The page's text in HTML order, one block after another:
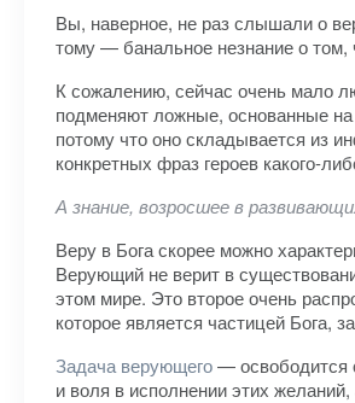
Вы, наверное, не раз слышали о
тому — банальное незнание о том,
К сожалению, сейчас очень мало
подменяют ложные, основанные
потому что оно складывается из
конкретных фраз героев какого-
А знание, возросшее в
Веру в Бога скорее можно
Верующий не верит в
этом мире. Это второе очень
которое является частицей Бога,
Задача верующего— освободится
и воля в исполнении этих